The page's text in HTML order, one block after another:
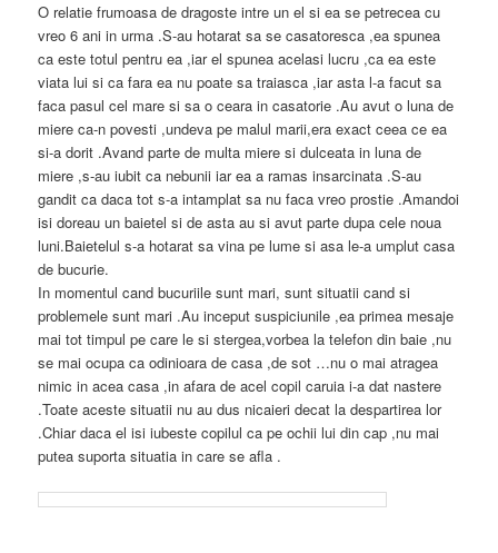
O relatie frumoasa de dragoste intre un el si ea se petrecea cu
vreo 6 ani in urma .S-au hotarat sa se casatoresca ,ea spunea
ca este totul pentru ea ,iar el spunea acelasi lucru ,ca ea este
viata lui si ca fara ea nu poate sa traiasca ,iar asta l-a facut sa
faca pasul cel mare si sa o ceara in casatorie .Au avut o luna de
miere ca-n povesti ,undeva pe malul marii,era exact ceea ce ea
si-a dorit .Avand parte de multa miere si dulceata in luna de
miere ,s-au iubit ca nebunii iar ea a ramas insarcinata .S-au
gandit ca daca tot s-a intamplat sa nu faca vreo prostie .Amandoi
isi doreau un baietel si de asta au si avut parte dupa cele noua
luni.Baietelul s-a hotarat sa vina pe lume si asa le-a umplut casa
de bucurie.
In momentul cand bucuriile sunt mari, sunt situatii cand si
problemele sunt mari .Au inceput suspiciunile ,ea primea mesaje
mai tot timpul pe care le si stergea,vorbea la telefon din baie ,nu
se mai ocupa ca odinioara de casa ,de sot …nu o mai atragea
nimic in acea casa ,in afara de acel copil caruia i-a dat nastere
.Toate aceste situatii nu au dus nicaieri decat la despartirea lor
.Chiar daca el isi iubeste copilul ca pe ochii lui din cap ,nu mai
putea suporta situatia in care se afla .